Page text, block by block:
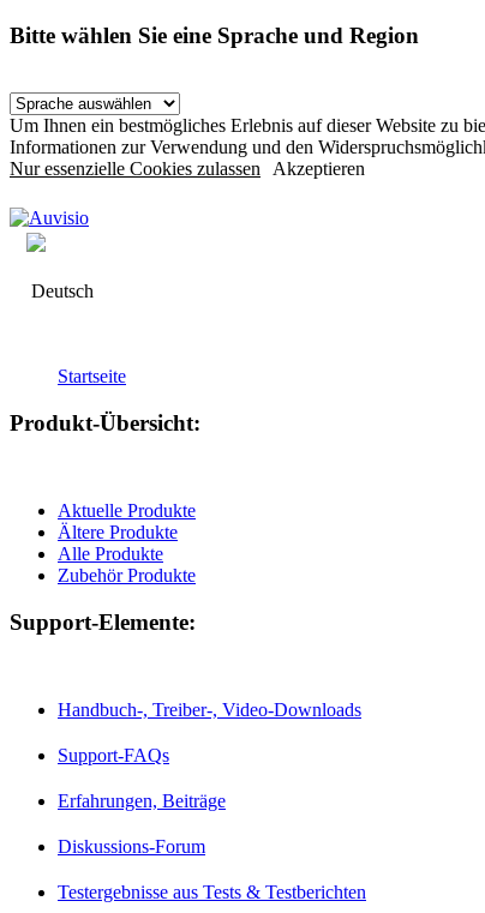
Bitte wählen Sie eine Sprache und Region
Um Ihnen ein bestmögliches Erlebnis auf dieser Website zu
Informationen zur Verwendung und den
Nur essenzielle Cookies zulassen Akzeptieren
Deutsch
Startseite
Produkt-Übersicht:
Aktuelle Produkte
Ältere Produkte
Alle Produkte
Zubehör Produkte
Support-Elemente:
Handbuch-, Treiber-, Video-Downloads
Support-FAQs
Erfahrungen, Beiträge
Diskussions-Forum
Testergebnisse aus Tests & Testberichten